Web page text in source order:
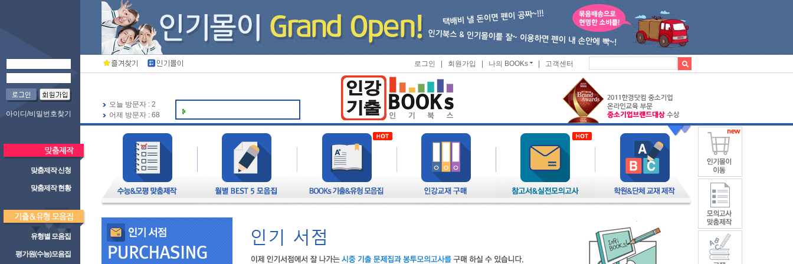
아이디/비밀번호찾기
맞춤제작 신청
맞춤제작 현황
유형별 모음집
평가원(수능)모음집
로그인 회원가입 나의 BOOKs 고객센터
오늘 방문자 : 2
어제 방문자 : 68
🍀 인기북스가 항상 응원하겠습니다! 🍀